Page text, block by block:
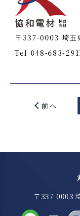
〒337-0003 埼玉
Tel 048-683-
前へ
〒337-0003